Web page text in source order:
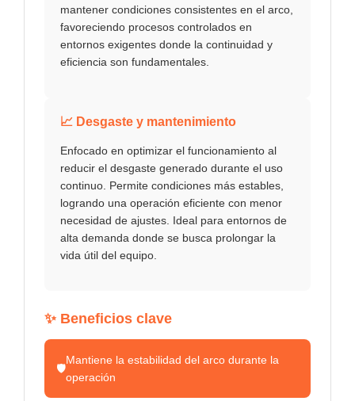
mantener condiciones consistentes en el arco,
favoreciendo procesos controlados en
entornos exigentes donde la continuidad y
eficiencia son fundamentales.
📈 Desgaste y mantenimiento
Enfocado en optimizar el funcionamiento al
reducir el desgaste generado durante el uso
continuo. Permite condiciones más estables,
logrando una operación eficiente con menor
necesidad de ajustes. Ideal para entornos de
alta demanda donde se busca prolongar la
vida útil del equipo.
✨ Beneficios clave
🛡️
Mantiene la estabilidad del arco durante la
operación